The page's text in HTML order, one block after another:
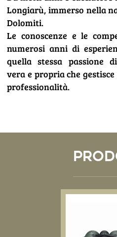
Longiarù, immerso nella
Dolomiti.
Le conoscenze e le
numerosi anni di
quella stessa passione
vera e propria che
professionalità.